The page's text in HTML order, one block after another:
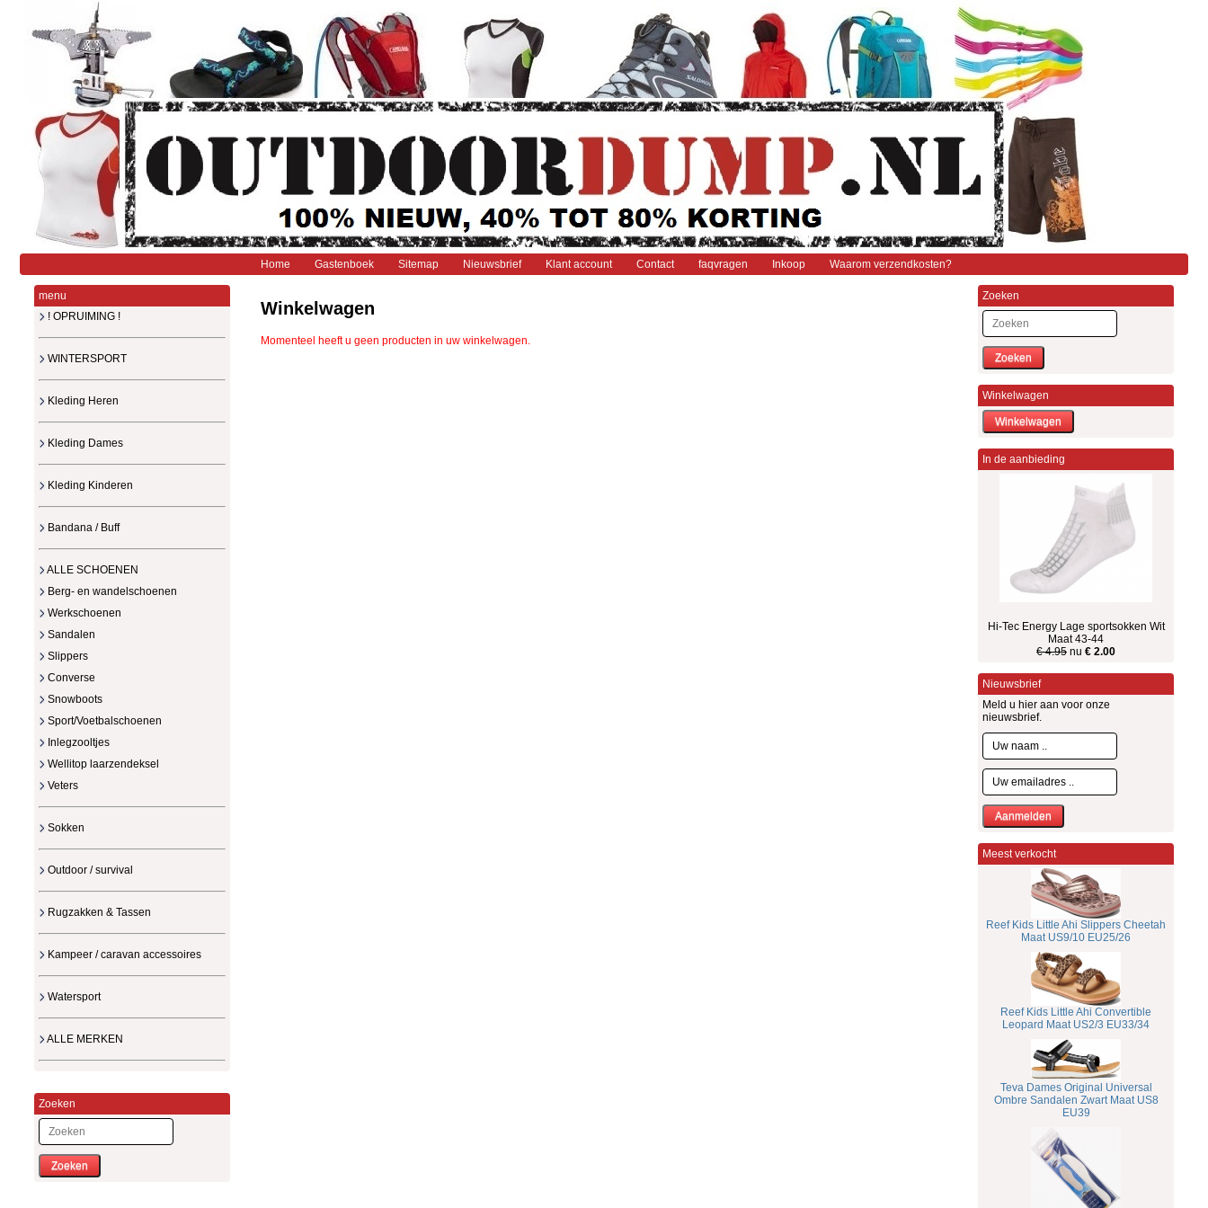
Home Gastenboek Sitemap Nieuwsbrief Klant account Contact faqvragen Inkoop Waarom verzendkosten?
menu
! OPRUIMING !
WINTERSPORT
Kleding Heren
Kleding Dames
Kleding Kinderen
Bandana / Buff
ALLE SCHOENEN
Berg- en wandelschoenen
Werkschoenen
Sandalen
Slippers
Converse
Snowboots
Sport/Voetbalschoenen
Inlegzooltjes
Wellitop laarzendeksel
Veters
Sokken
Outdoor / survival
Rugzakken & Tassen
Kampeer / caravan accessoires
Watersport
ALLE MERKEN
Zoeken
Zoeken
Winkelwagen
Momenteel heeft u geen producten in uw winkelwagen.
Zoeken
Zoeken
Winkelwagen
In de aanbieding
Hi-Tec Energy Lage sportsokken Wit
Maat 43-44
€ 4.95 nu € 2.00
Nieuwsbrief
Meld u hier aan voor onze
nieuwsbrief.
Meest verkocht
Reef Kids Little Ahi Slippers Cheetah
Maat US9/10 EU25/26
Reef Kids Little Ahi Convertible
Leopard Maat US2/3 EU33/34
Teva Dames Original Universal
Ombre Sandalen Zwart Maat US8
EU39